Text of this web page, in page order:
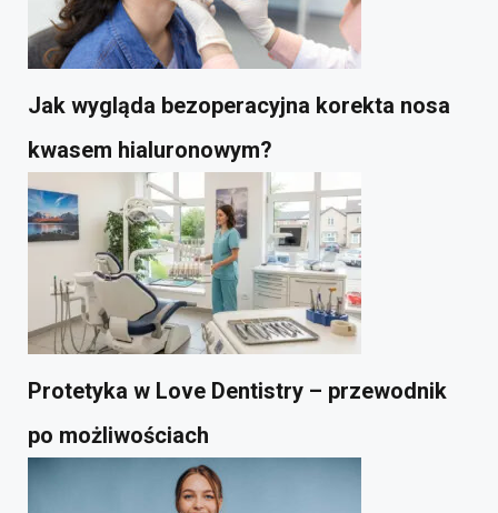
Jak wygląda bezoperacyjna korekta nosa
kwasem hialuronowym?
Protetyka w Love Dentistry – przewodnik
po możliwościach